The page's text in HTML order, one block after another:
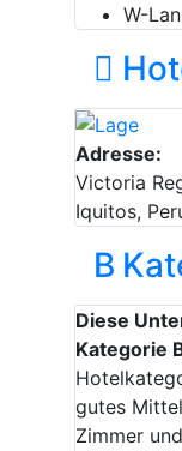
W-Lan
Adresse:
Victoria
Iquitos,
B
Diese
Kategorie
gutes
Zimmer